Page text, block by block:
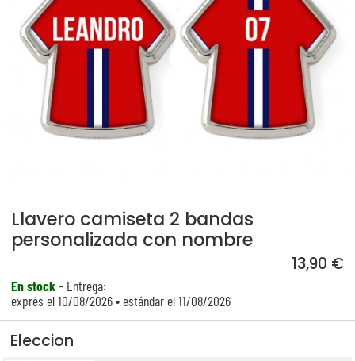
Llavero camiseta 2 bandas
personalizada con nombre
13,90 €
En stock- Entrega:
exprés el 10/08/2026 • estándar el 11/08/2026
Eleccion